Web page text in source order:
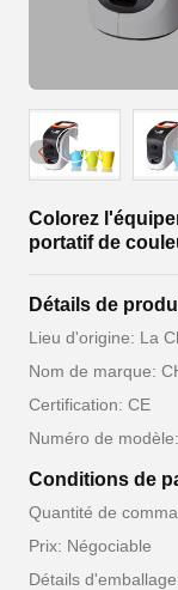
Colorez
portatif de
Détails de
Lieu d'origine: La
Nom de marque:
Certification: CE
Numéro de
Conditions de
Quantité de
Prix: Négociable
Détails